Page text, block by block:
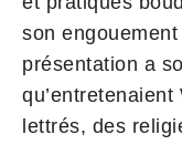
son
présentation a
lettrés, des